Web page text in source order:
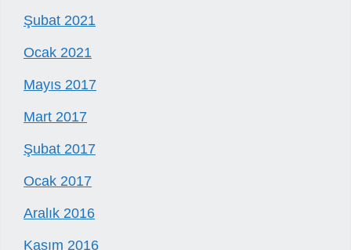
Şubat 2021
Ocak 2021
Mayıs 2017
Mart 2017
Şubat 2017
Ocak 2017
Aralık 2016
Kasım 2016